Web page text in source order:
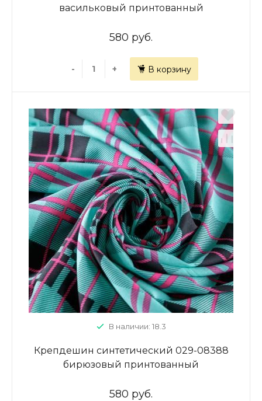
васильковый принтованный
580 руб.
- + В корзину
В наличии: 18.3
Крепдешин синтетический 029-08388
бирюзовый принтованный
580 руб.